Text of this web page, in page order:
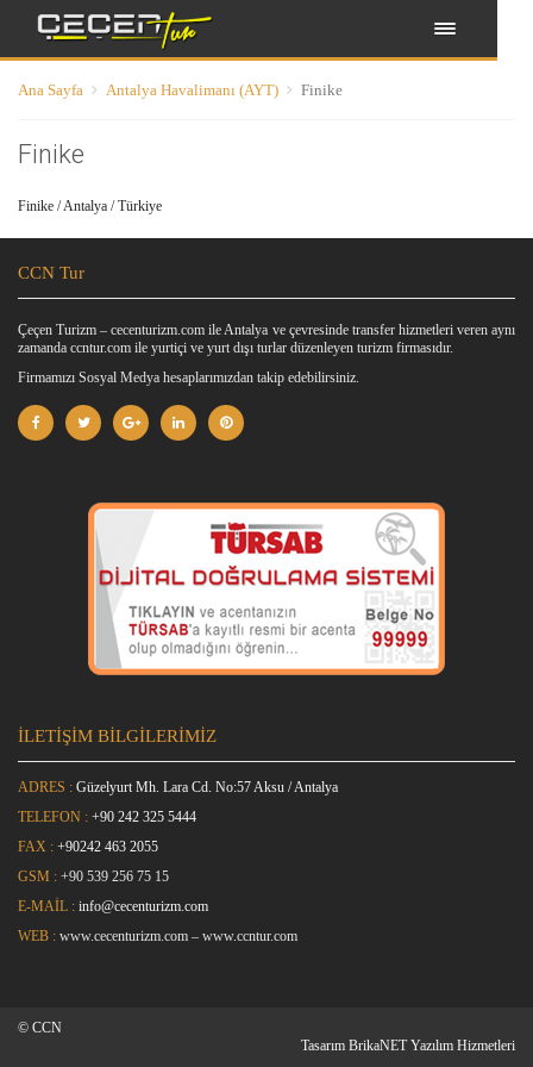
Ana Sayfa Antalya Havalimanı (AYT) Finike
Finike
Finike / Antalya / Türkiye
CCN Tur
Çeçen Turizm – cecenturizm.com ile Antalya ve çevresinde transfer hizmetleri veren aynı
zamanda ccntur.com ile yurtiçi ve yurt dışı turlar düzenleyen turizm firmasıdır.
Firmamızı Sosyal Medya hesaplarımızdan takip edebilirsiniz.
İLETİŞİM BİLGİLERİMİZ
ADRES : Güzelyurt Mh. Lara Cd. No:57 Aksu / Antalya
TELEFON : +90 242 325 5444
FAX : +90242 463 2055
GSM : +90 539 256 75 15
E-MAİL : info@cecenturizm.com
WEB : www.cecenturizm.com – www.ccntur.com
© CCN
Tasarım BrikaNET Yazılım Hizmetleri